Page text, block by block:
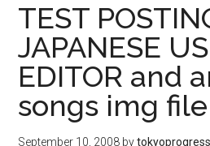
TEST
JAPANESE
EDITOR and
songs img
September 10, 2008 by